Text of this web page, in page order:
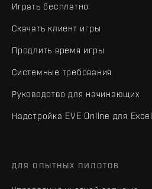
Играть бесплатно
Скачать клиент игры
Продлить время игры
Системные требования
Руководство для начинающих
Надстройка EVE Online для Excel
ДЛЯ ОПЫТНЫХ ПИЛОТОВ